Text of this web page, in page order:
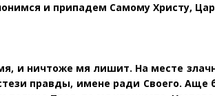
и припадем Самому Христу,
и ничтоже мя лишит. На месте
правды, имене ради Своего. Аще